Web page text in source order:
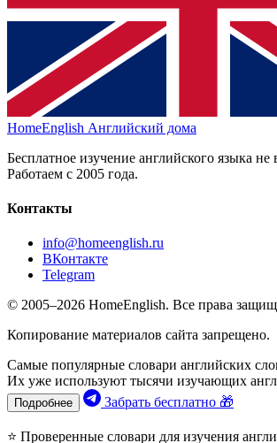
HomeEnglish Английский дома
Бесплатное изучение английского языка не
Работаем с 2005 года.
Контакты
info@homeenglish.ru
ВКонтакте
Telegram
© 2005–2026 HomeEnglish. Все права
Копирование материалов сайта запрещено.
Самые популярные словари английских
Их уже используют тысячи изучающих
Подробнее Забрать бесплатно 🎁
⭐ Проверенные словари для изучения